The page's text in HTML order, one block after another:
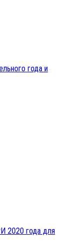
года и
2020 года для